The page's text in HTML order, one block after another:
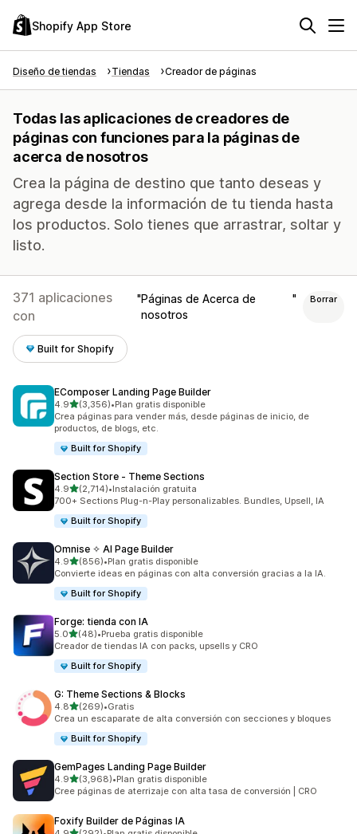
Shopify App Store
Diseño de tiendas Tiendas Creador de páginas
Todas las aplicaciones de creadores de
páginas con funciones para la páginas de
acerca de nosotros
Crea la página de destino que tanto deseas y
agrega desde la información de tu tienda hasta
los productos. Solo tienes que arrastrar, soltar y
listo.
371 aplicaciones
con
Páginas de Acerca de
nosotros
Borrar
Built for Shopify
EComposer Landing Page Builder
4.9de 5 estrellas
(3,356)
3356 reseñas en total
•Plan gratis disponible
Crea páginas para vender más, desde páginas de inicio, de
productos, de blogs, etc.
Built for Shopify
Section Store ‑ Theme Sections
4.9de 5 estrellas
(2,714)
2714 reseñas en total
•Instalación gratuita
700+ Sections Plug-n-Play personalizables. Bundles, Upsell, IA
Built for Shopify
Omnise ✧ AI Page Builder
4.9de 5 estrellas
(856)
856 reseñas en total
•Plan gratis disponible
Convierte ideas en páginas con alta conversión gracias a la IA.
Built for Shopify
Forge: tienda con IA
5.0de 5 estrellas
(48)
48 reseñas en total
•Prueba gratis disponible
Creador de tiendas IA con packs, upsells y CRO
Built for Shopify
G: Theme Sections & Blocks
4.8de 5 estrellas
(269)
269 reseñas en total
•Gratis
Crea un escaparate de alta conversión con secciones y bloques
Built for Shopify
GemPages Landing Page Builder
4.9de 5 estrellas
(3,968)
3968 reseñas en total
•Plan gratis disponible
Cree páginas de aterrizaje con alta tasa de conversión | CRO
Foxify Builder de Páginas IA